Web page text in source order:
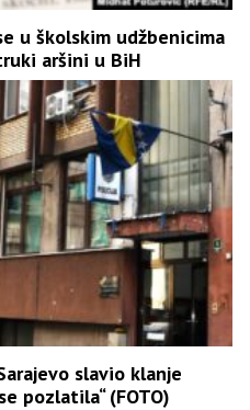
u školskim udžbenicima
aršini u BiH
slavio klanje
pozlatila“ (FOTO)